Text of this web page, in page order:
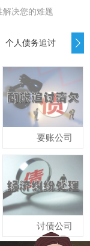
决您的难题
个人债务追讨
要账公司
讨债公司